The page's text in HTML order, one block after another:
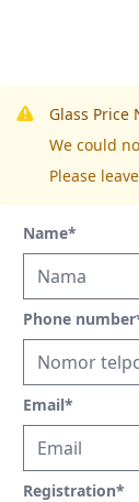
Glass Price
We could
Please
Name*
Phone number
Email*
Registration*